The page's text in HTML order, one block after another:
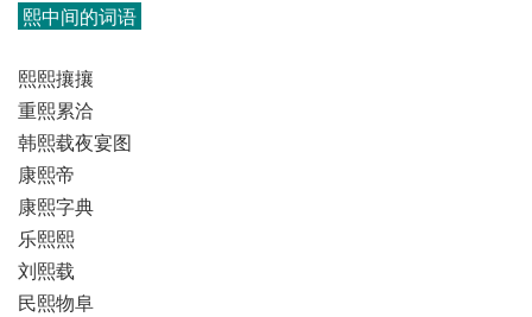
熙中间的词语
熙熙攘攘
重熙累洽
韩熙载夜宴图
康熙帝
康熙字典
乐熙熙
刘熙载
民熙物阜